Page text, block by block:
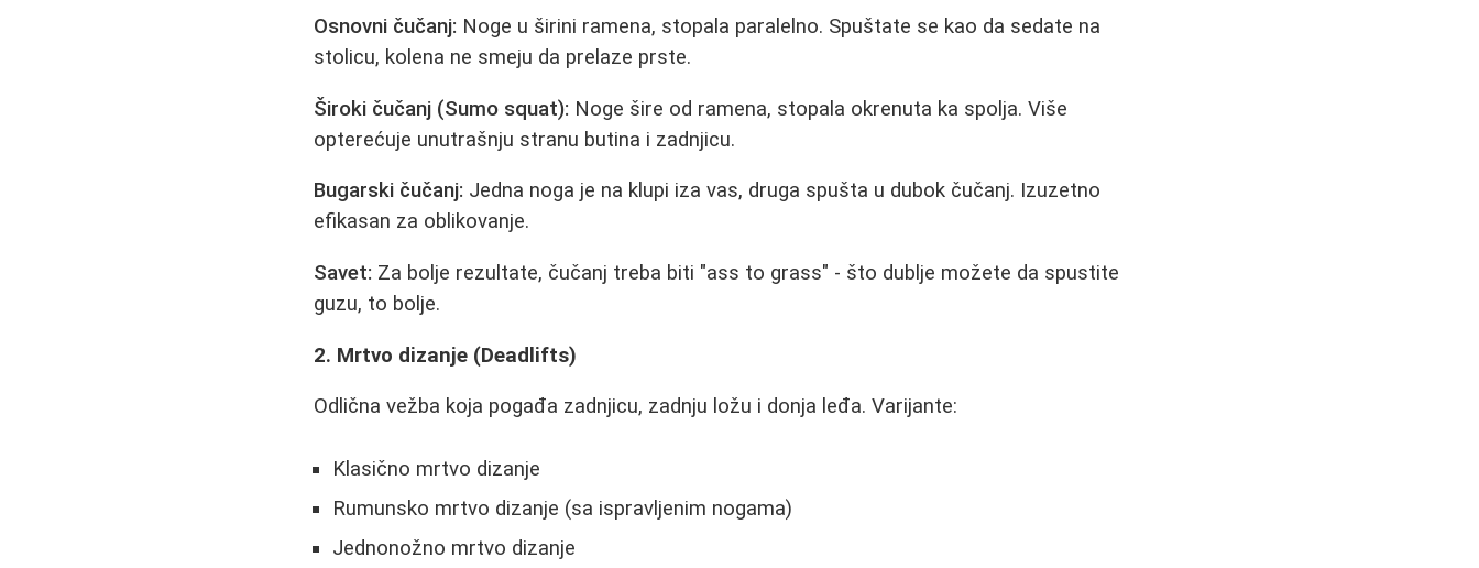
Osnovni čučanj: Noge u širini ramena, stopala paralelno. Spuštate se kao da sedate na
stolicu, kolena ne smeju da prelaze prste.
Široki čučanj (Sumo squat): Noge šire od ramena, stopala okrenuta ka spolja. Više
opterećuje unutrašnju stranu butina i zadnjicu.
Bugarski čučanj: Jedna noga je na klupi iza vas, druga spušta u dubok čučanj. Izuzetno
efikasan za oblikovanje.
Savet: Za bolje rezultate, čučanj treba biti "ass to grass" - što dublje možete da spustite
guzu, to bolje.
2. Mrtvo dizanje (Deadlifts)
Odlična vežba koja pogađa zadnjicu, zadnju ložu i donja leđa. Varijante:
Klasično mrtvo dizanje
Rumunsko mrtvo dizanje (sa ispravljenim nogama)
Jednonožno mrtvo dizanje